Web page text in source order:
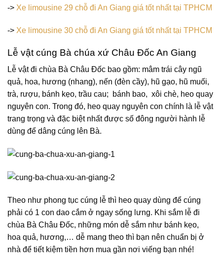
-> Xe limousine 29 chỗ đi An Giang giá tốt nhất tại TPHCM
-> Xe limousine 30 chỗ đi An Giang giá tốt nhất tại TPHCM
Lễ vật cúng Bà chúa xứ Châu Đốc An Giang
Lễ vật đi chùa Bà Châu Đốc bao gồm: mâm trái cây ngũ
quả, hoa, hương (nhang), nến (đèn cầy), hũ gạo, hũ muối,
trà, rượu, bánh kẹo, trầu cau; bánh bao, xôi chè, heo quay
nguyên con. Trong đó, heo quay nguyên con chính là lễ vật
trang trọng và đặc biệt nhất được số đông người hành lễ
dùng để dâng cúng lên Bà.
Theo như phong tục cúng lễ thì heo quay dùng để cúng
phải có 1 con dao cắm ở ngay sống lưng. Khi sắm lễ đi
chùa Bà Châu Đốc, những món dễ sắm như bánh kẹo,
hoa quả, hương,… dễ mang theo thì bạn nên chuẩn bị ở
nhà để tiết kiệm tiền hơn mua gần nơi viếng bạn nhé!